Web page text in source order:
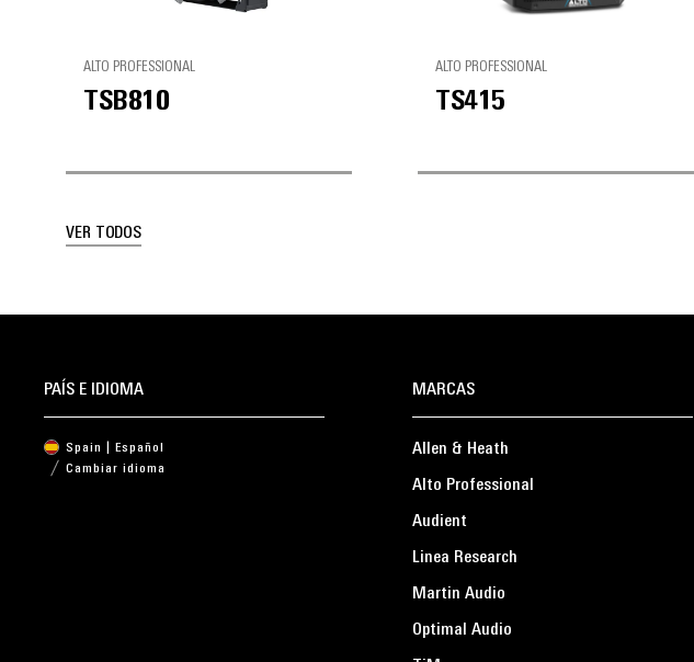
ALTO PROFESSIONAL
TSB810
ALTO PROFESSIONAL
TS415
VER TODOS
MARCAS
Allen & Heath
Alto Professional
Audient
Linea Research
Martin Audio
Optimal Audio
PAÍS E IDIOMA
Spain | Español
Cambiar idioma